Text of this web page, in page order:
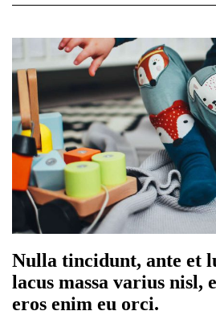
Nulla tincidunt, ante et
lacus massa varius nisl,
eros enim eu orci.